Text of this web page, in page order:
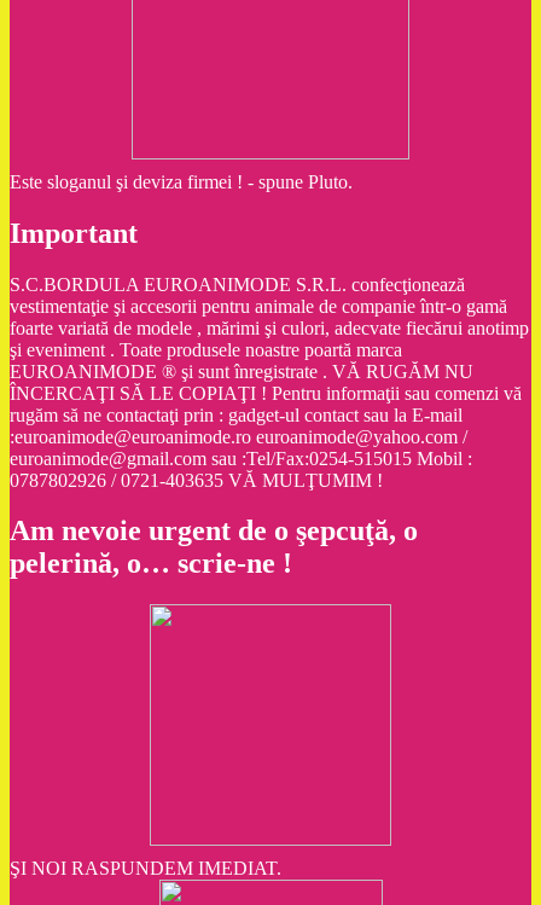
Este sloganul şi deviza firmei ! - spune Pluto.
Important
S.C.BORDULA EUROANIMODE S.R.L. confecţionează
vestimentaţie şi accesorii pentru animale de companie într-o gamă
foarte variată de modele , mărimi şi culori, adecvate fiecărui anotimp
şi eveniment . Toate produsele noastre poartă marca
EUROANIMODE ® şi sunt înregistrate . VĂ RUGĂM NU
ÎNCERCAŢI SĂ LE COPIAŢI ! Pentru informaţii sau comenzi vă
rugăm să ne contactaţi prin : gadget-ul contact sau la E-mail
:euroanimode@euroanimode.ro euroanimode@yahoo.com /
euroanimode@gmail.com sau :Tel/Fax:0254-515015 Mobil :
0787802926 / 0721-403635 VĂ MULŢUMIM !
Am nevoie urgent de o şepcuţă, o
pelerină, o… scrie-ne !
ŞI NOI RASPUNDEM IMEDIAT.